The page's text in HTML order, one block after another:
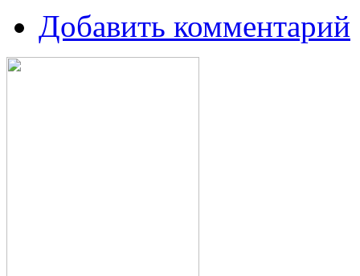
Добавить комментарий